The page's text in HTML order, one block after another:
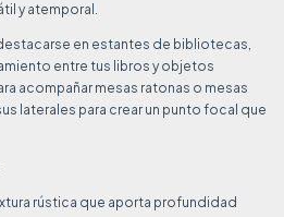
y atemporal.
en estantes de bibliotecas,
entre tus libros y objetos
acompañar mesas ratonas o mesas
laterales para crear un punto focal que
rústica que aporta profundidad